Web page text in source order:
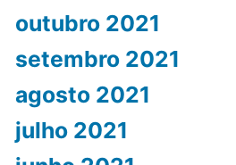
outubro 2021
setembro 2021
agosto 2021
julho 2021